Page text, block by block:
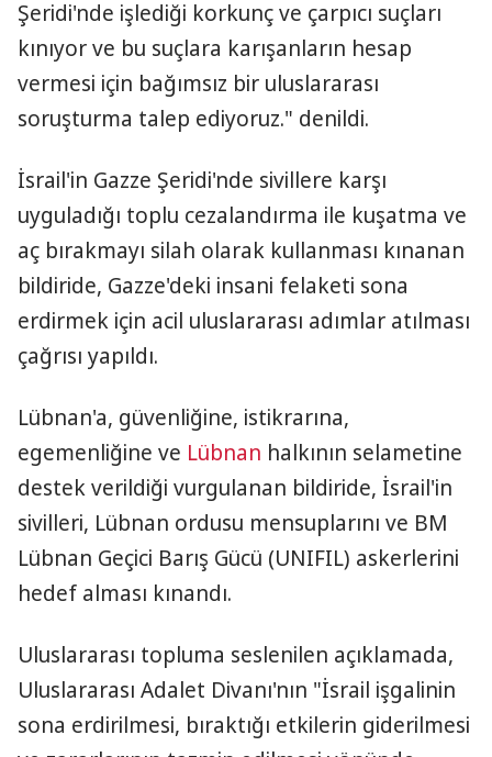
Şeridi'nde işlediği korkunç ve çarpıcı suçları
kınıyor ve bu suçlara karışanların hesap
vermesi için bağımsız bir uluslararası
soruşturma talep ediyoruz." denildi.
İsrail'in Gazze Şeridi'nde sivillere karşı
uyguladığı toplu cezalandırma ile kuşatma ve
aç bırakmayı silah olarak kullanması kınanan
bildiride, Gazze'deki insani felaketi sona
erdirmek için acil uluslararası adımlar atılması
çağrısı yapıldı.
Lübnan'a, güvenliğine, istikrarına,
egemenliğine ve Lübnan halkının selametine
destek verildiği vurgulanan bildiride, İsrail'in
sivilleri, Lübnan ordusu mensuplarını ve BM
Lübnan Geçici Barış Gücü (UNIFIL) askerlerini
hedef alması kınandı.
Uluslararası topluma seslenilen açıklamada,
Uluslararası Adalet Divanı'nın "İsrail işgalinin
sona erdirilmesi, bıraktığı etkilerin giderilmesi